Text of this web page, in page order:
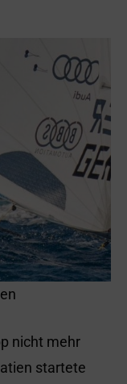
nicht mehr
startete